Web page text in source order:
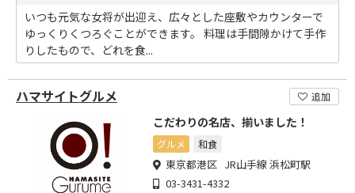
いつも元気な女将が出迎え、広々とした座敷やカウンターで
ゆっくりくつろぐことができます。 料理は手間隙かけて手作
りしたもので、どれを食...
ハマサイトグルメ 追加
こだわりの名店、揃いました！
グルメ 和食
東京都港区 JR山手線 浜松町駅
03-3431-4332